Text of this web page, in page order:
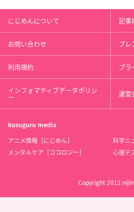
にじめんについて 記事
お問い合わせ プレ
利用規約 プラ
インフォマティブデータポリシ
ー 運営
kusuguru media
アニメ情報［にじめん］
科学ニ
メンタルケア［ココロジー］
心理テ
Copyright 2013